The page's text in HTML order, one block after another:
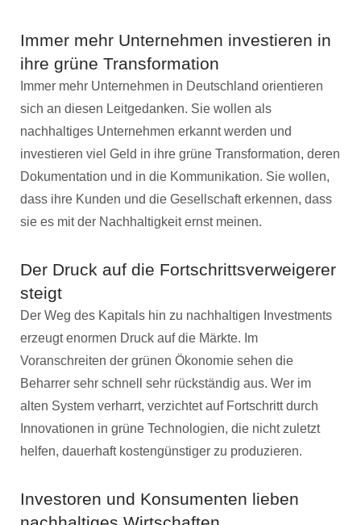
Immer mehr Unternehmen investieren in
ihre grüne Transformation
Immer mehr Unternehmen in Deutschland orientieren
sich an diesen Leitgedanken. Sie wollen als
nachhaltiges Unternehmen erkannt werden und
investieren viel Geld in ihre grüne Transformation, deren
Dokumentation und in die Kommunikation. Sie wollen,
dass ihre Kunden und die Gesellschaft erkennen, dass
sie es mit der Nachhaltigkeit ernst meinen.
Der Druck auf die Fortschrittsverweigerer
steigt
Der Weg des Kapitals hin zu nachhaltigen Investments
erzeugt enormen Druck auf die Märkte. Im
Voranschreiten der grünen Ökonomie sehen die
Beharrer sehr schnell sehr rückständig aus. Wer im
alten System verharrt, verzichtet auf Fortschritt durch
Innovationen in grüne Technologien, die nicht zuletzt
helfen, dauerhaft kostengünstiger zu produzieren.
Investoren und Konsumenten lieben